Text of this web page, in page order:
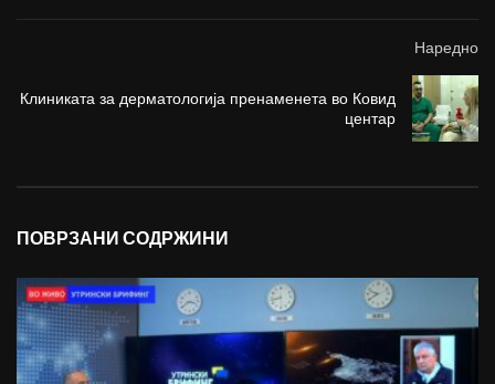
Наредно
Клиниката за дерматологија пренаменета во Ковид
центар
ПОВРЗАНИ СОДРЖИНИ